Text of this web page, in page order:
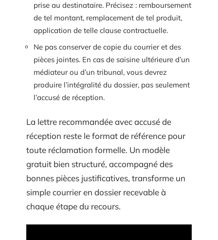
prise au destinataire. Précisez : remboursement
de tel montant, remplacement de tel produit,
application de telle clause contractuelle.
Ne pas conserver de copie du courrier et des
pièces jointes. En cas de saisine ultérieure d’un
médiateur ou d’un tribunal, vous devrez
produire l’intégralité du dossier, pas seulement
l’accusé de réception.
La lettre recommandée avec accusé de
réception reste le format de référence pour
toute réclamation formelle. Un modèle
gratuit bien structuré, accompagné des
bonnes pièces justificatives, transforme un
simple courrier en dossier recevable à
chaque étape du recours.